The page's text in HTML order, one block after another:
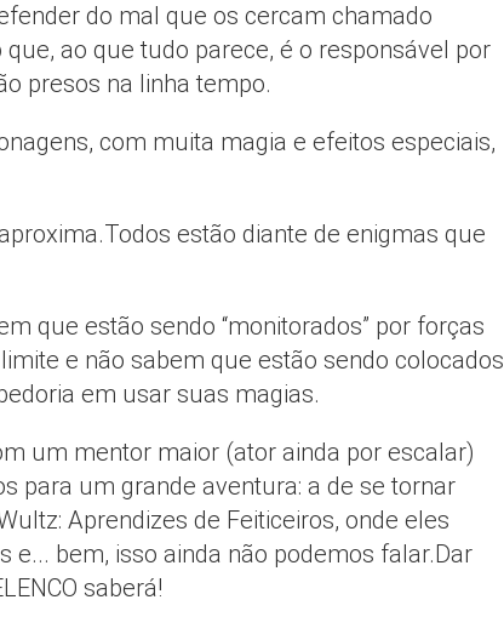
do mal que os cercam chamado
ao que tudo parece, é o responsável por
presos na linha tempo.
com muita magia e efeitos especiais,
estão diante de enigmas que
que estão sendo “monitorados” por forças
e não sabem que estão sendo colocados
em usar suas magias.
um mentor maior (ator ainda por escalar)
para um grande aventura: a de se tornar
Aprendizes de Feiticeiros, onde eles
e... bem, isso ainda não podemos falar.Dar
saberá!